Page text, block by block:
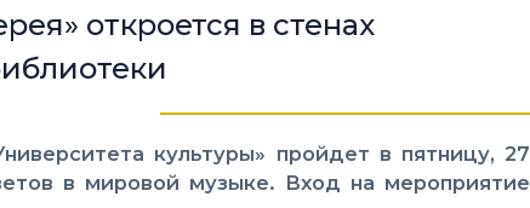
откроется в стенах
в мировой музыке. Вход на мероприятие